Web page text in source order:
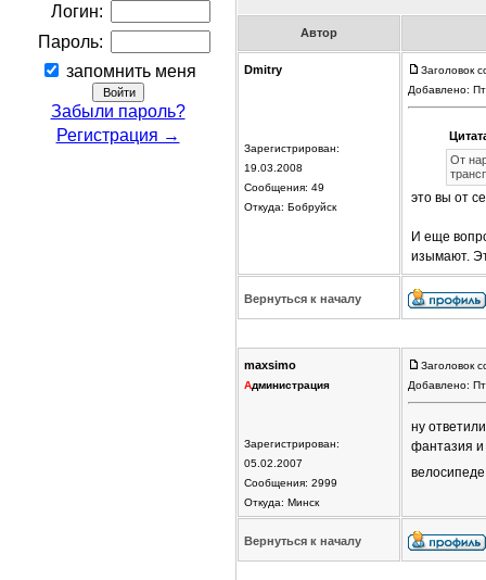
Логин:
Пароль:
запомнить меня
Забыли пароль?
Регистрация →
Автор
Dmitry
Зарегистрирован:
19.03.2008
Сообщения: 49
Откуда: Бобруйск
Заголовок
Добавлено:
От
это вы от
И еще
изымают.
Вернуться к началу
maxsimo
Администрация
Зарегистрирован:
05.02.2007
Сообщения: 2999
Откуда: Минск
Заголовок
Добавлено:
ну
фантазия и
Вернуться к началу